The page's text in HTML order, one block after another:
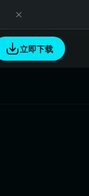
立即下载